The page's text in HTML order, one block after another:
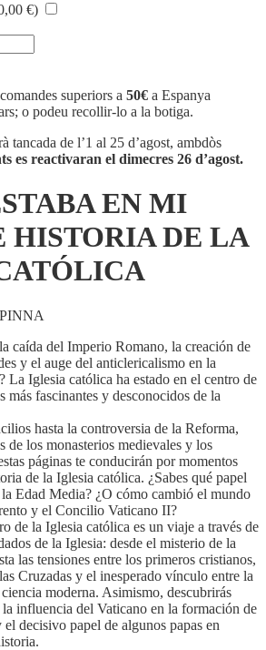
€)
superiors a 50€ a Espanya
o podeu recollir-lo a la botiga.
tancada de l’1 al 25 d’agost, ambdòs
es reactivaran el dimecres 26 d’agost.
EN MI
HISTORIA DE LA
caída del Imperio Romano, la creación de
y el auge del anticlericalismo en la
La Iglesia católica ha estado en el centro de
más fascinantes y desconocidos de la
hasta la controversia de la Reforma,
de los monasterios medievales y los
páginas te conducirán por momentos
de la Iglesia católica. ¿Sabes qué papel
Edad Media? ¿O cómo cambió el mundo
y el Concilio Vaticano II?
de la Iglesia católica es un viaje a través de
de la Iglesia: desde el misterio de la
las tensiones entre los primeros cristianos,
Cruzadas y el inesperado vínculo entre la
moderna. Asimismo, descubrirás
influencia del Vaticano en la formación de
decisivo papel de algunos papas en